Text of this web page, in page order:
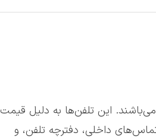
این تلفن‌ها به دلیل قیمت
داخلی، دفترچه تلفن، و